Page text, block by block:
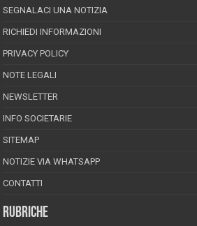
SEGNALACI UNA NOTIZIA
RICHIEDI INFORMAZIONI
PRIVACY POLICY
NOTE LEGALI
NEWSLETTER
INFO SOCIETARIE
SITEMAP
NOTIZIE VIA WHATSAPP
CONTATTI
RUBRICHE